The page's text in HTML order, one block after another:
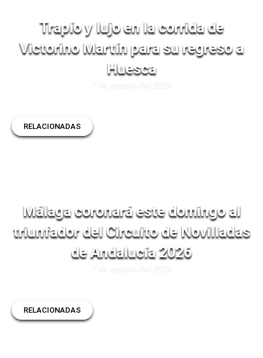
Trapío y lujo en la corrida de
Victorino Martín para su regreso a
Huesca
RELACIONADAS
Málaga coronará este domingo al
triunfador del Circuito de Novilladas
de Andalucía 2026
RELACIONADAS